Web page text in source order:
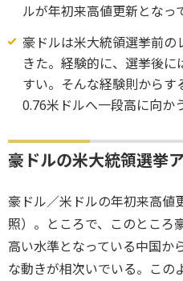
ルが年初来高値更新となっ
豪ドルは米大統領選挙前の
きた。経験的に、選挙後
すい。そんな経験則からす
0.76米ドルへ一段高に向か
豪ドルの米大統領選挙
豪ドル／米ドルの年初来高値
照）。ところで、このところ
高い水準となっている中国か
な動きが相次いでいる。この